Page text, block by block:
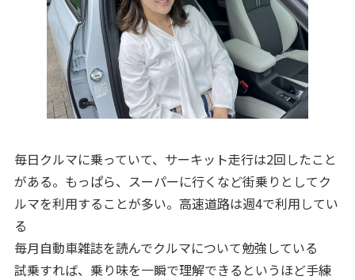
毎日クルマに乗っていて、サーキット走行は2回したこと
がある。もっぱら、スーパーに行くなど街乗りとしてク
ルマを利用することが多い。高速道路は週4で利用してい
る
毎月自動車雑誌を読んでクルマについて勉強している
試乗すれば、乗り味を一瞬で理解できるというほど手練